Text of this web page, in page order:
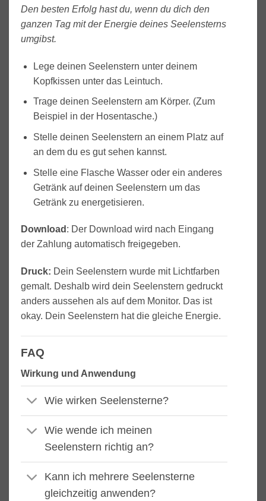
Den besten Erfolg hast du, wenn du dich den
ganzen Tag mit der Energie deines Seelensterns
umgibst.
Lege deinen Seelenstern unter deinem
Kopfkissen unter das Leintuch.
Trage deinen Seelenstern am Körper. (Zum
Beispiel in der Hosentasche.)
Stelle deinen Seelenstern an einem Platz auf
an dem du es gut sehen kannst.
Stelle eine Flasche Wasser oder ein anderes
Getränk auf deinen Seelenstern um das
Getränk zu energetisieren.
Download : Der Download wird nach Eingang
der Zahlung automatisch freigegeben.
Druck: Dein Seelenstern wurde mit Lichtfarben
gemalt. Deshalb wird dein Seelenstern gedruckt
anders aussehen als auf dem Monitor. Das ist
okay. Dein Seelenstern hat die gleiche Energie.
FAQ
Wirkung und Anwendung
Wie wirken Seelensterne?
Wie wende ich meinen
Seelenstern richtig an?
Kann ich mehrere Seelensterne
gleichzeitig anwenden?